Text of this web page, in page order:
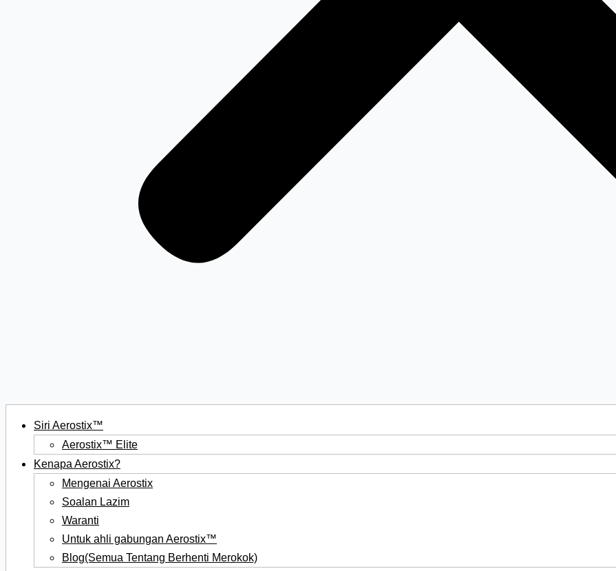
Siri Aerostix™
Aerostix™ Elite
Kenapa Aerostix?
Mengenai Aerostix
Soalan Lazim
Waranti
Untuk ahli gabungan Aerostix™
Blog(Semua Tentang Berhenti Merokok)